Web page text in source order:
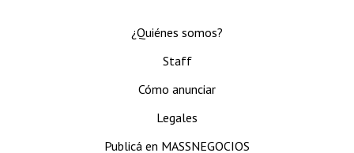
¿Quiénes somos?
Staff
Cómo anunciar
Legales
Publicá en MASSNEGOCIOS